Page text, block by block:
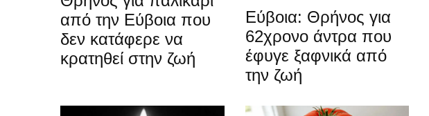
από την Εύβοια που
δεν κατάφερε να
κρατηθεί στην ζωή
Εύβοια: Θρήνος για
62χρονο άντρα που
έφυγε ξαφνικά από
την ζωή